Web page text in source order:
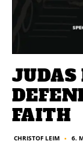
JUDAS
FAITH
CHRISTOF LEIM ■ 6.